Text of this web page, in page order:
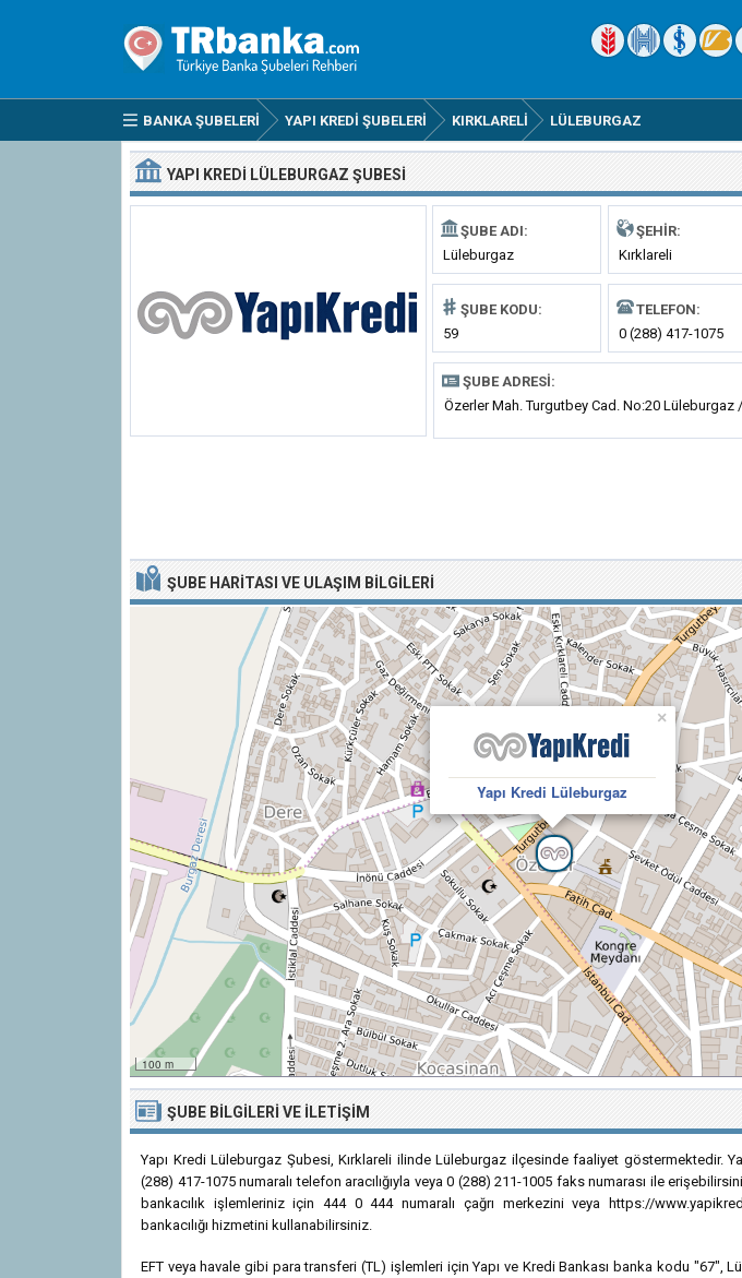
BANKA ŞUBELERI YAPI KREDI ŞUBELERI KIRKLARELI LÜLEBURGAZ
YAPI KREDI LÜLEBURGAZ ŞUBESI
ŞUBE ADI:
Lüleburgaz
ŞEHIR:
Kırklareli
ŞUBE KODU:
59
TELEFON:
0 (288) 417-1075
ŞUBE ADRESI:
Özerler Mah. Turgutbey Cad. No:20 Lüleburgaz
ŞUBE HARITASI VE ULAŞIM BILGILERI
Yapı Kredi Lüleburgaz
×
100 m
ŞUBE BILGILERI VE İLETIŞIM
Yapı Kredi Lüleburgaz Şubesi, Kırklareli ilinde Lüleburgaz ilçesinde faaliyet göstermektedir.
(288) 417-1075 numaralı telefon aracılığıyla veya 0 (288) 211-1005 faks numarası ile
bankacılık işlemleriniz için 444 0 444 numaralı çağrı merkezini veya https://
bankacılığı hizmetini kullanabilirsiniz.
EFT veya havale gibi para transferi (TL) işlemleri için Yapı ve Kredi Bankası banka kodu "67",